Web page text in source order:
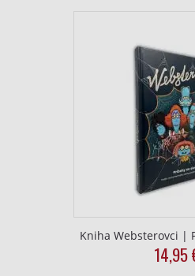
Kniha Websterovci |
14,95